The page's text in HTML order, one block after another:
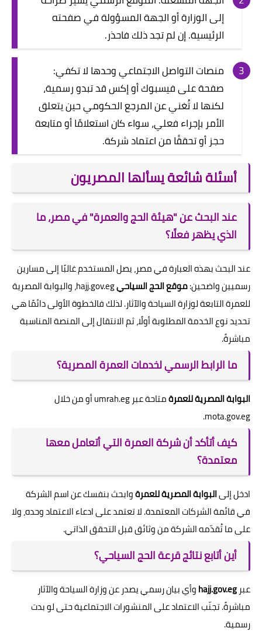
إلى الوزارة أو الجهة المسؤولة في صفحته
الرئيسية. إن لم تجد ذلك فاحذر.
منصات التواصل الاجتماعي وحدها لا تكفي:
صفحة على فيسبوك أو إكس قد تبدو رسمية،
لكنها لا تُغني عن المرجع الحكومي حين يتعلق
الأمر بإجراء فعلي، سواء كان استعلامًا أو متابعة
حجز أو تحققًا من اعتماد شركة.
أسئلة شائعة يسألها المصريون
عند البحث عن "هيئة الحج والعمرة" في مصر، ما
الذي يظهر فعلًا؟
عند البحث بهذه العبارة في مصر، يصل المستخدم غالبًا إلى مسارين
رسميين واضحين:موقع الحج السياحي
hajj.gov.eg، والبوابة المصرية
للعمرة التابعة لوزارة السياحة والآثار. لذلك فالخطوة الأولى دائمًا هي
تحديد نوع الخدمة المطلوبة أولًا، ثم الانتقال إلى المنصة المناسبة
مباشرةً.
ما الرابط الرسمي لخدمات العمرة المصرية؟
البوابة المصرية للعمرة
متاحة عبر umrah.eg أو من خلال
mota.gov.eg.
كيف أتأكد أن شركة العمرة التي أتعامل معها
معتمدة؟
ادخل إلىالبوابة المصرية للعمرةوابحث بنفسك عن اسم الشركة
في قائمة الشركات المعتمدة. لا تعتمد على ادعاء الاعتماد وحده، ولا
على ما تُقدّمه الشركة من وثائق قبل التحقق الذاتي.
أين أتابع نتائج قرعة الحج السياحي؟
عبر hajj.gov.egوأي بيان رسمي يصدر عن وزارة السياحة والآثار
مباشرةً. تجنّب الاعتماد على المنشورات الاجتماعية حتى لو بدت
رسمية.